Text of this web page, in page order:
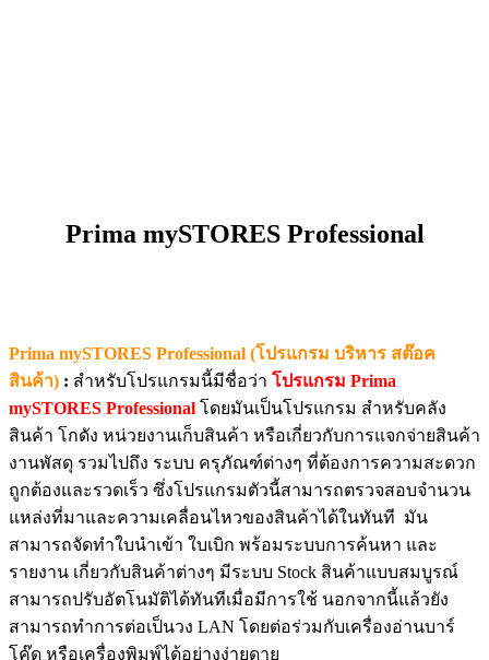
Prima mySTORES Professional
Prima mySTORES Professional (โปรแกรม บริหาร สต๊อค
สินค้า) : สำหรับโปรแกรมนี้มีชื่อว่า โปรแกรม Prima
mySTORES Professional โดยมันเป็นโปรแกรม สำหรับคลัง
สินค้า โกดัง หน่วยงานเก็บสินค้า หรือเกี่ยวกับการแจกจ่ายสินค้า
งานพัสดุ รวมไปถึง ระบบ ครุภัณฑ์ต่างๆ ที่ต้องการความสะดวก
ถูกต้องและรวดเร็ว ซึ่งโปรแกรมตัวนี้สามารถตรวจสอบจำนวน
แหล่งที่มาและความเคลื่อนไหวของสินค้าได้ในทันที มัน
สามารถจัดทำใบนำเข้า ใบเบิก พร้อมระบบการค้นหา และ
รายงาน เกี่ยวกับสินค้าต่างๆ มีระบบ Stock สินค้าแบบสมบูรณ์
สามารถปรับอัตโนมัติได้ทันทีเมื่อมีการใช้ นอกจากนี้แล้วยัง
สามารถทำการต่อเป็นวง LAN โดยต่อร่วมกับเครื่องอ่านบาร์
โค๊ด หรือเครื่องพิมพ์ได้อย่างง่ายดาย